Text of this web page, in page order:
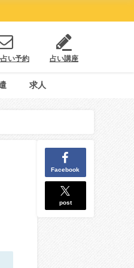
占い予約 占い講座
求人
Facebook
post